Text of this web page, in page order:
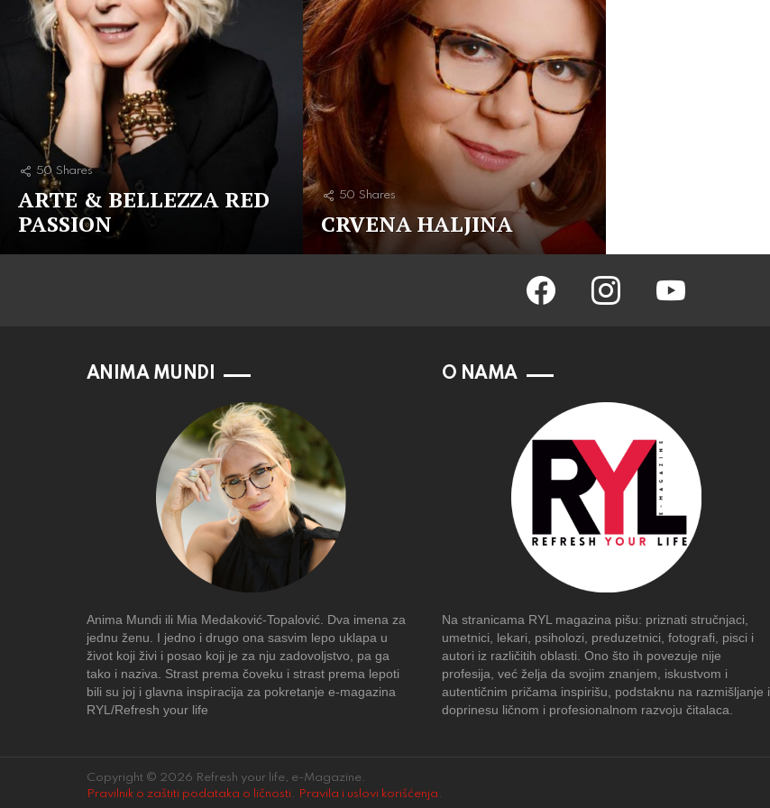
50 Shares
ARTE & BELLEZZA RED
PASSION
50 Shares
CRVENA HALJINA
facebook instagram youtube
ANIMA MUNDI
Anima Mundi ili Mia Medaković-Topalović. Dva imena za
jednu ženu. I jedno i drugo ona sasvim lepo uklapa u
život koji živi i posao koji je za nju zadovoljstvo, pa ga
tako i naziva. Strast prema čoveku i strast prema lepoti
bili su joj i glavna inspiracija za pokretanje e-magazina
RYL/Refresh your life
O NAMA
Na stranicama RYL magazina pišu: priznati stručnjaci,
umetnici, lekari, psiholozi, preduzetnici, fotografi, pisci i
autori iz različitih oblasti. Ono što ih povezuje nije
profesija, već želja da svojim znanjem, iskustvom i
autentičnim pričama inspirišu, podstaknu na razmišljanje i
doprinesu ličnom i profesionalnom razvoju čitalaca.
Copyright © 2026 Refresh your life, e-Magazine.
Pravilnik o zaštiti podataka o ličnosti . Pravila i uslovi korišćenja .